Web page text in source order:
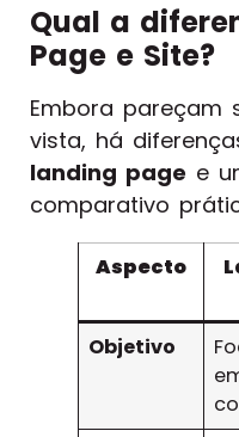
Qual a
Page e Site?
Embora pareçam
vista, há
landing page e
comparativo
Aspecto
Objetivo